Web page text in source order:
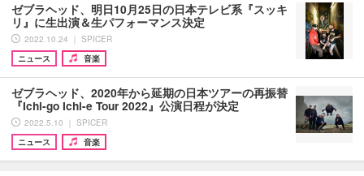
ゼブラヘッド、明日10月25日の日本テレビ系『スッキ
リ』に生出演＆生パフォーマンス決定
2022.10.24 ｜ SPICER
ニュース
音楽
ゼブラヘッド、2020年から延期の日本ツアーの再振替
『Ichi-go Ichi-e Tour 2022』公演日程が決定
2022.5.10 ｜ SPICER
ニュース
音楽